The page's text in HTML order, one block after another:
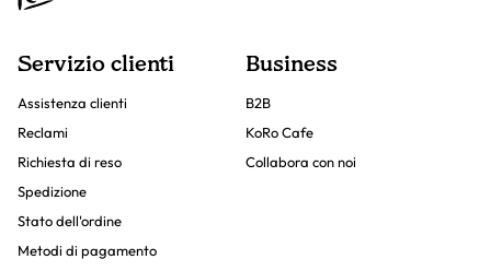
Servizio clienti
Assistenza clienti
Reclami
Richiesta di reso
Spedizione
Stato dell'ordine
Metodi di pagamento
Business
B2B
KoRo Cafe
Collabora con noi